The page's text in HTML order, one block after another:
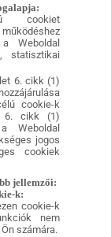
cookiet
Weboldal
statisztikai
6. cikk (1)
cookie-k
6. cikk (1)
Weboldal
jogos
cookiek
jellemzői:
k:
cookie-k
nem
számára.